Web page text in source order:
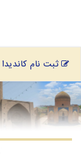
ثبت نام کاندیدا